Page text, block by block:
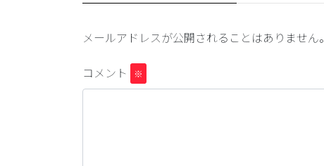
メールアドレスが公開されることはありません。
コメント ※